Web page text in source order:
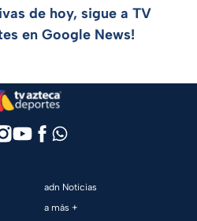
de hoy, sigue a TV
en Google News!
adn Noticias
a más +